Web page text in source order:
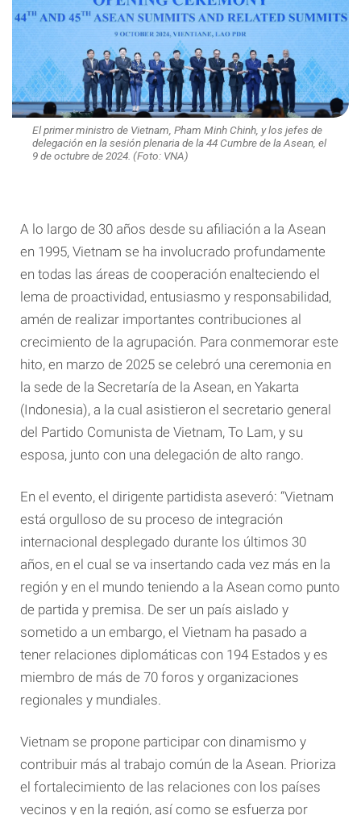
El primer ministro de Vietnam, Pham Minh Chinh, y los jefes de
delegación en la sesión plenaria de la 44 Cumbre de la Asean, el
9 de octubre de 2024. (Foto: VNA)
A lo largo de 30 años desde su afiliación a la Asean
en 1995, Vietnam se ha involucrado profundamente
en todas las áreas de cooperación enalteciendo el
lema de proactividad, entusiasmo y responsabilidad,
amén de realizar importantes contribuciones al
crecimiento de la agrupación. Para conmemorar este
hito, en marzo de 2025 se celebró una ceremonia en
la sede de la Secretaría de la Asean, en Yakarta
(Indonesia), a la cual asistieron el secretario general
del Partido Comunista de Vietnam, To Lam, y su
esposa, junto con una delegación de alto rango.
En el evento, el dirigente partidista aseveró: “Vietnam
está orgulloso de su proceso de integración
internacional desplegado durante los últimos 30
años, en el cual se va insertando cada vez más en la
región y en el mundo teniendo a la Asean como punto
de partida y premisa. De ser un país aislado y
sometido a un embargo, el Vietnam ha pasado a
tener relaciones diplomáticas con 194 Estados y es
miembro de más de 70 foros y organizaciones
regionales y mundiales.
Vietnam se propone participar con dinamismo y
contribuir más al trabajo común de la Asean. Prioriza
el fortalecimiento de las relaciones con los países
vecinos y en la región, así como se esfuerza por